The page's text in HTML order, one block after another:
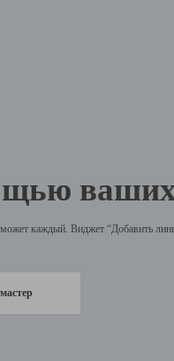
каждый. Виджет “Добавить